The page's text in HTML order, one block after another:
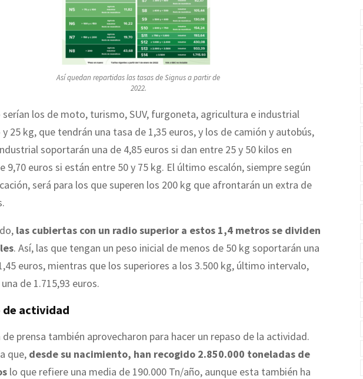
Así quedan repartidas las tasas de Signus a partir de
2022.
serían los de moto, turismo, SUV, furgoneta, agricultura e industrial
25 kg, que tendrán una tasa de 1,35 euros, y los de camión y autobús,
soportarán una de 4,85 euros si dan entre 25 y 50 kilos en
9,70 euros si están entre 50 y 75 kg. El último escalón, siempre según
será para los que superen los 200 kg que afrontarán un extra de
las cubiertas con un radio superior a estos 1,4 metros se dividen
. Así, las que tengan un peso inicial de menos de 50 kg soportarán una
euros, mientras que los superiores a los 3.500 kg, último intervalo,
de 1.715,93 euros.
de actividad
de prensa también aprovecharon para hacer un repaso de la actividad.
que, desde su nacimiento, han recogido 2.850.000 toneladas de
lo que refiere una media de 190.000 Tn/año, aunque esta también ha